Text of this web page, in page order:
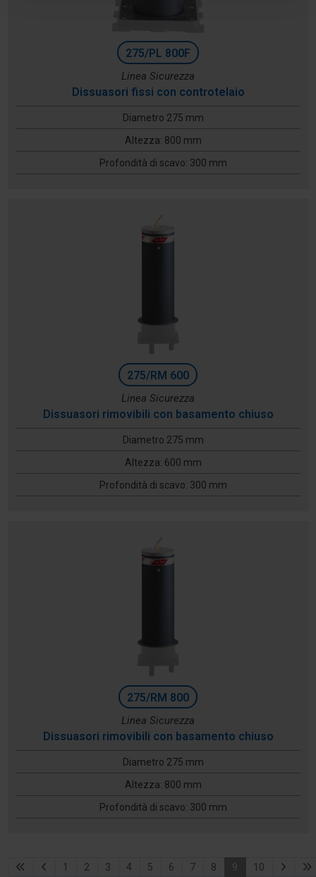
275/PL 800F
Linea Sicurezza
Dissuasori fissi con controtelaio
Diametro 275 mm
Altezza: 800 mm
Profondità di scavo: 300 mm
275/RM 600
Linea Sicurezza
Dissuasori rimovibili con basamento chiuso
Diametro 275 mm
Altezza: 600 mm
Profondità di scavo: 300 mm
275/RM 800
Linea Sicurezza
Dissuasori rimovibili con basamento chiuso
Diametro 275 mm
Altezza: 800 mm
Profondità di scavo: 300 mm
1 2 3 4 5 6 7 8 9 10